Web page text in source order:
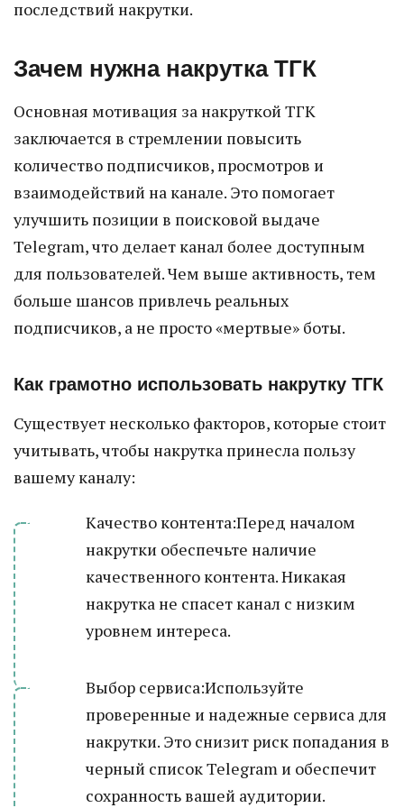
последствий накрутки.
Зачем нужна накрутка ТГК
Основная мотивация за накруткой ТГК
заключается в стремлении повысить
количество подписчиков, просмотров и
взаимодействий на канале. Это помогает
улучшить позиции в поисковой выдаче
Telegram, что делает канал более доступным
для пользователей. Чем выше активность, тем
больше шансов привлечь реальных
подписчиков, а не просто «мертвые» боты.
Как грамотно использовать накрутку ТГК
Существует несколько факторов, которые стоит
учитывать, чтобы накрутка принесла пользу
вашему каналу:
Качество контента:Перед началом
накрутки обеспечьте наличие
качественного контента. Никакая
накрутка не спасет канал с низким
уровнем интереса.
Выбор сервиса:Используйте
проверенные и надежные сервиса для
накрутки. Это снизит риск попадания в
черный список Telegram и обеспечит
сохранность вашей аудитории.